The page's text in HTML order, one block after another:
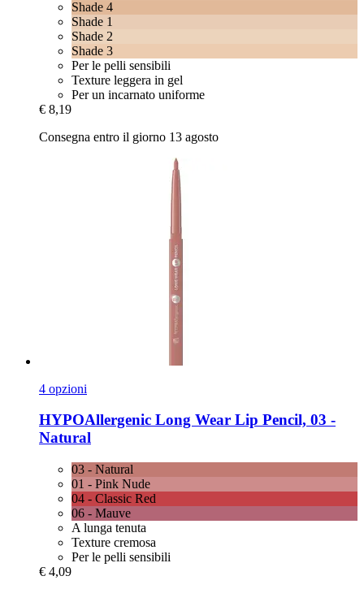
Shade 4
Shade 1
Shade 2
Shade 3
Per le pelli sensibili
Texture leggera in gel
Per un incarnato uniforme
€ 8,19
Consegna entro il giorno 13 agosto
4 opzioni
HYPOAllergenic Long Wear Lip Pencil, 03 -​
Natural
03 - Natural
01 - Pink Nude
04 - Classic Red
06 - Mauve
A lunga tenuta
Texture cremosa
Per le pelli sensibili
€ 4,09